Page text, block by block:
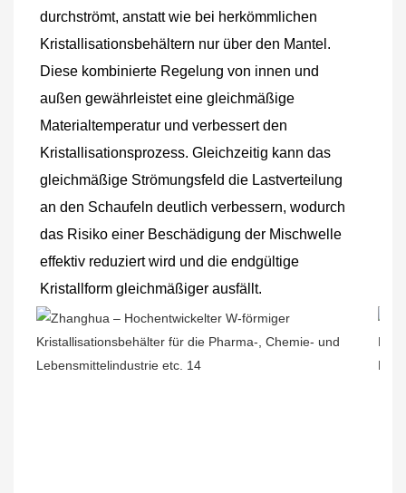
durchströmt, anstatt wie bei herkömmlichen
Kristallisationsbehältern nur über den Mantel.
Diese kombinierte Regelung von innen und
außen gewährleistet eine gleichmäßige
Materialtemperatur und verbessert den
Kristallisationsprozess. Gleichzeitig kann das
gleichmäßige Strömungsfeld die Lastverteilung
an den Schaufeln deutlich verbessern, wodurch
das Risiko einer Beschädigung der Mischwelle
effektiv reduziert wird und die endgültige
Kristallform gleichmäßiger ausfällt.